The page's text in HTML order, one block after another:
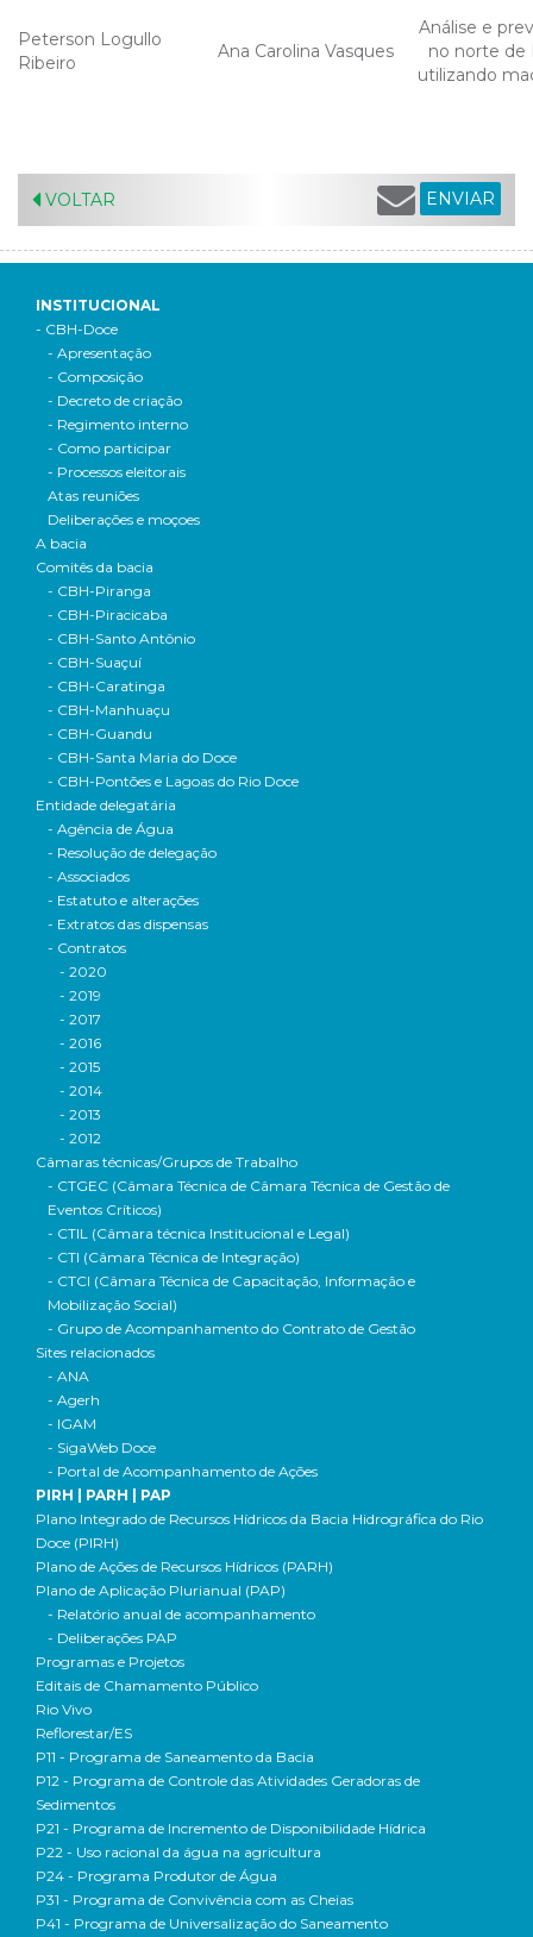
Peterson Logullo
Ribeiro
Ana Carolina Vasques
Análise e
no norte de
utilizando
VOLTAR ENVIAR
INSTITUCIONAL
- CBH-Doce
- Apresentação
- Composição
- Decreto de criação
- Regimento interno
- Como participar
- Processos eleitorais
Atas reuniões
Deliberações e moçoes
A bacia
Comitês da bacia
- CBH-Piranga
- CBH-Piracicaba
- CBH-Santo Antônio
- CBH-Suaçuí
- CBH-Caratinga
- CBH-Manhuaçu
- CBH-Guandu
- CBH-Santa Maria do Doce
- CBH-Pontões e Lagoas do Rio Doce
Entidade delegatária
- Agência de Água
- Resolução de delegação
- Associados
- Estatuto e alterações
- Extratos das dispensas
- Contratos
- 2020
- 2019
- 2017
- 2016
- 2015
- 2014
- 2013
- 2012
Câmaras técnicas/Grupos de Trabalho
- CTGEC (Câmara Técnica de Câmara Técnica de Gestão de
Eventos Críticos)
- CTIL (Câmara técnica Institucional e Legal)
- CTI (Câmara Técnica de Integração)
- CTCI (Câmara Técnica de Capacitação, Informação e
Mobilização Social)
- Grupo de Acompanhamento do Contrato de Gestão
Sites relacionados
- ANA
- Agerh
- IGAM
- SigaWeb Doce
- Portal de Acompanhamento de Ações
PIRH | PARH | PAP
Plano Integrado de Recursos Hídricos da Bacia Hidrográfica do Rio
Doce (PIRH)
Plano de Ações de Recursos Hídricos (PARH)
Plano de Aplicação Plurianual (PAP)
- Relatório anual de acompanhamento
- Deliberações PAP
Programas e Projetos
Editais de Chamamento Público
Rio Vivo
Reflorestar/ES
P11 - Programa de Saneamento da Bacia
P12 - Programa de Controle das Atividades Geradoras de
Sedimentos
P21 - Programa de Incremento de Disponibilidade Hídrica
P22 - Uso racional da água na agricultura
P24 - Programa Produtor de Água
P31 - Programa de Convivência com as Cheias
P41 - Programa de Universalização do Saneamento